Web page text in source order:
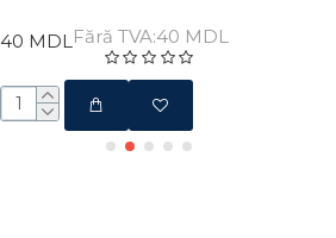
40 MDL Fără TVA:40 MDL